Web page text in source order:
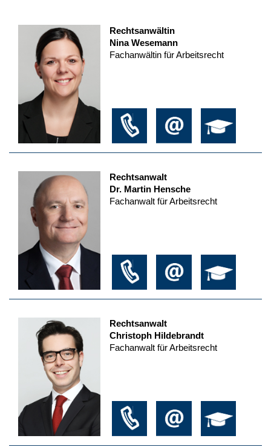
Rechtsanwältin
Nina Wesemann
Fachanwältin für Arbeitsrecht
Rechtsanwalt
Dr. Martin Hensche
Fachanwalt für Arbeitsrecht
Rechtsanwalt
Christoph Hildebrandt
Fachanwalt für Arbeitsrecht